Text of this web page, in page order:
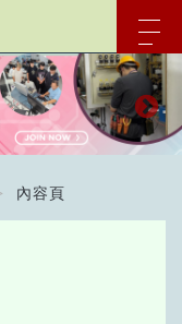
內容頁